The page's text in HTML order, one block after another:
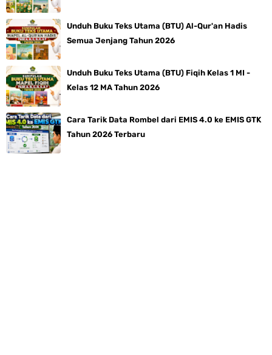
Unduh Buku Teks Utama (BTU) Al-Qur'an Hadis
Semua Jenjang Tahun 2026
Unduh Buku Teks Utama (BTU) Fiqih Kelas 1 MI -
Kelas 12 MA Tahun 2026
Cara Tarik Data Rombel dari EMIS 4.0 ke EMIS GTK
Tahun 2026 Terbaru